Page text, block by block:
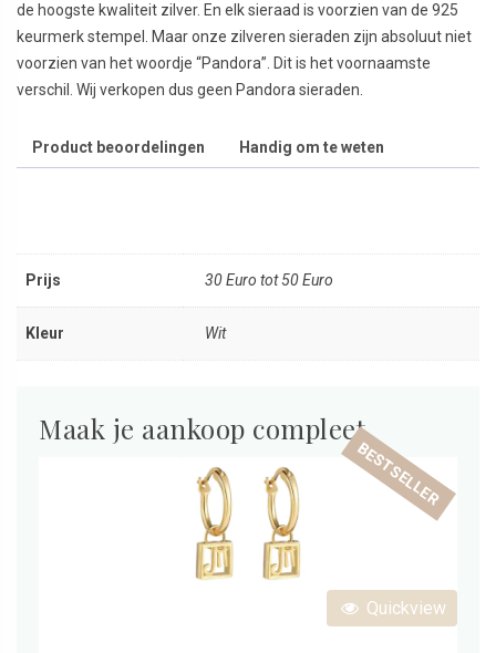
de hoogste kwaliteit zilver. En elk sieraad is voorzien van de 925
keurmerk stempel. Maar onze zilveren sieraden zijn absoluut niet
voorzien van het woordje “Pandora”. Dit is het voornaamste
verschil. Wij verkopen dus geen Pandora sieraden.
Product beoordelingen Handig om te weten
Prijs 30 Euro tot 50 Euro
Kleur Wit
Maak je aankoop compleet
Quickview
BESTSELLER